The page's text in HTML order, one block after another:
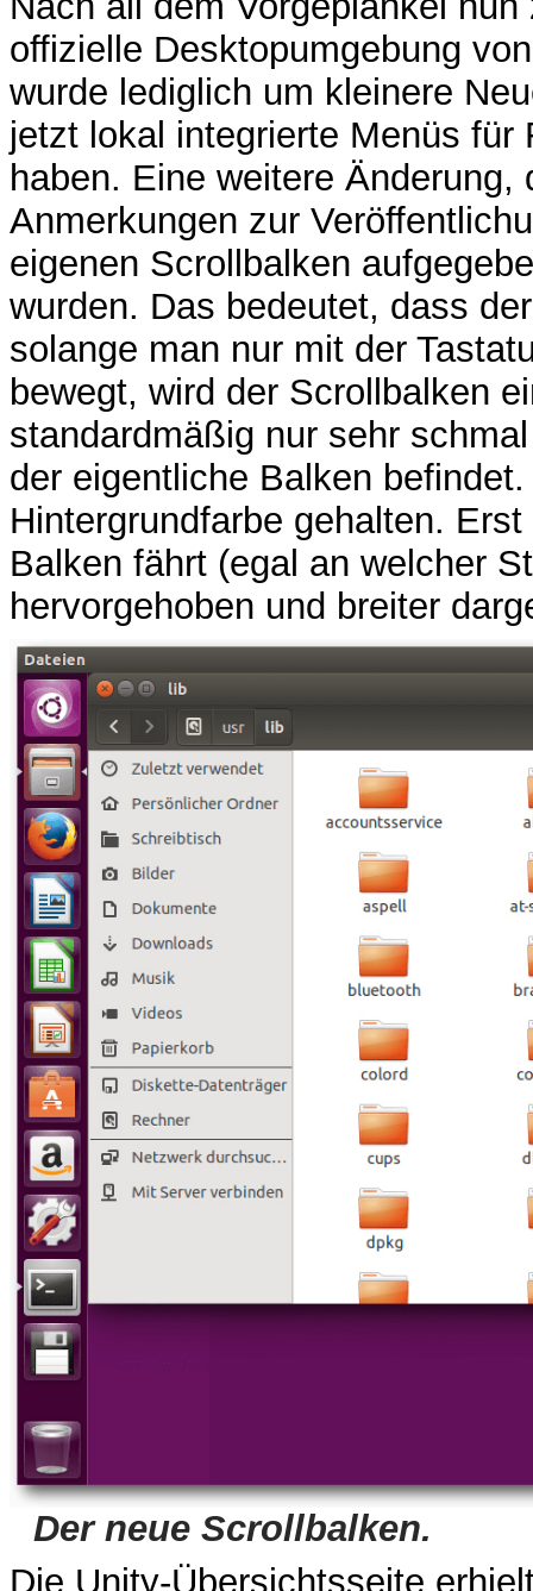
offizielle Desktopumgebung
wurde lediglich um kleinere
jetzt lokal integrierte Menüs
haben. Eine weitere
Anmerkungen zur
eigenen Scrollbalken
wurden. Das bedeutet, dass
solange man nur mit der
bewegt, wird der Scrollbalken
standardmäßig nur sehr
der eigentliche Balken
Hintergrundfarbe gehalten.
Balken fährt (egal an welcher
hervorgehoben und breiter
Der neue Scrollbalken.
Die Unity-Übersichtsseite